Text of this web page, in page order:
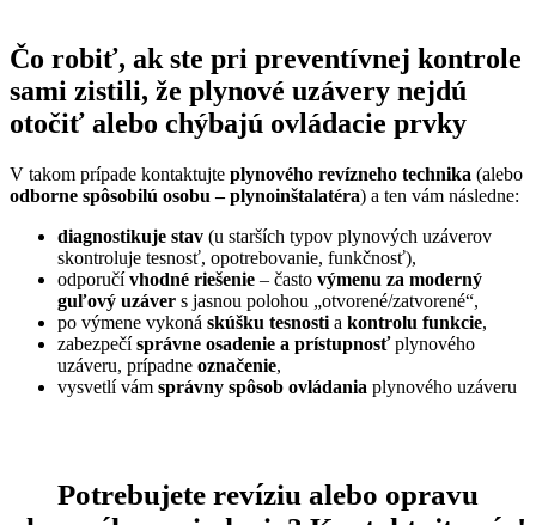
Čo robiť, ak ste pri preventívnej kontrole
sami zistili, že plynové uzávery nejdú
otočiť alebo chýbajú ovládacie prvky
V takom prípade kontaktujte plynového revízneho technika (alebo
odborne spôsobilú osobu – plynoinštalatéra) a ten vám následne:
diagnostikuje stav (u starších typov plynových uzáverov
skontroluje tesnosť, opotrebovanie, funkčnosť),
odporučívhodné riešenie – často výmenu za moderný
guľový uzáver s jasnou polohou „otvorené/zatvorené“,
po výmene vykoná skúšku tesnosti a kontrolu funkcie,
zabezpečísprávne osadenie a prístupnosťplynového
uzáveru, prípadne označenie,
vysvetlí vám správny spôsob ovládania plynového uzáveru
Potrebujete revíziu alebo opravu